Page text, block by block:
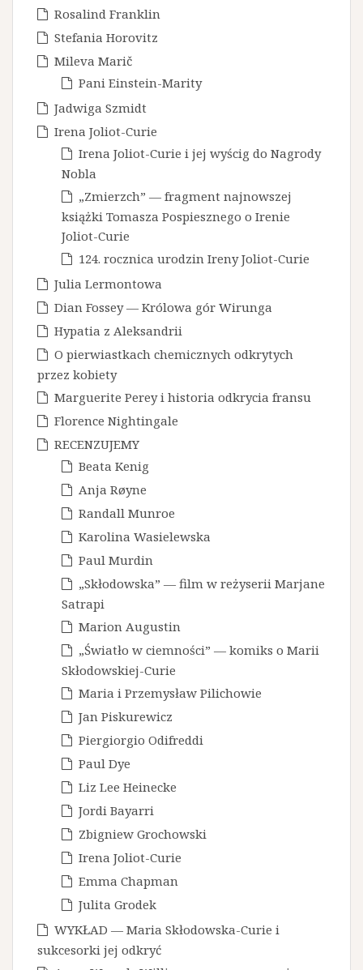
Rosalind Franklin
Stefania Horovitz
Mileva Marič
Pani Einstein-Marity
Jadwiga Szmidt
Irena Joliot-Curie
Irena Joliot-Curie i jej wyścig do Nagrody
Nobla
„Zmierzch” — fragment najnowszej
książki Tomasza Pospiesznego o Irenie
Joliot-Curie
124. rocznica urodzin Ireny Joliot-Curie
Julia Lermontowa
Dian Fossey — Królowa gór Wirunga
Hypatia z Aleksandrii
O pierwiastkach chemicznych odkrytych
przez kobiety
Marguerite Perey i historia odkrycia fransu
Florence Nightingale
RECENZUJEMY
Beata Kenig
Anja Røyne
Randall Munroe
Karolina Wasielewska
Paul Murdin
„Skłodowska” — film w reżyserii Marjane
Satrapi
Marion Augustin
„Światło w ciemności” — komiks o Marii
Skłodowskiej-Curie
Maria i Przemysław Pilichowie
Jan Piskurewicz
Piergiorgio Odifreddi
Paul Dye
Liz Lee Heinecke
Jordi Bayarri
Zbigniew Grochowski
Irena Joliot-Curie
Emma Chapman
Julita Grodek
WYKŁAD — Maria Skłodowska-Curie i
sukcesorki jej odkryć